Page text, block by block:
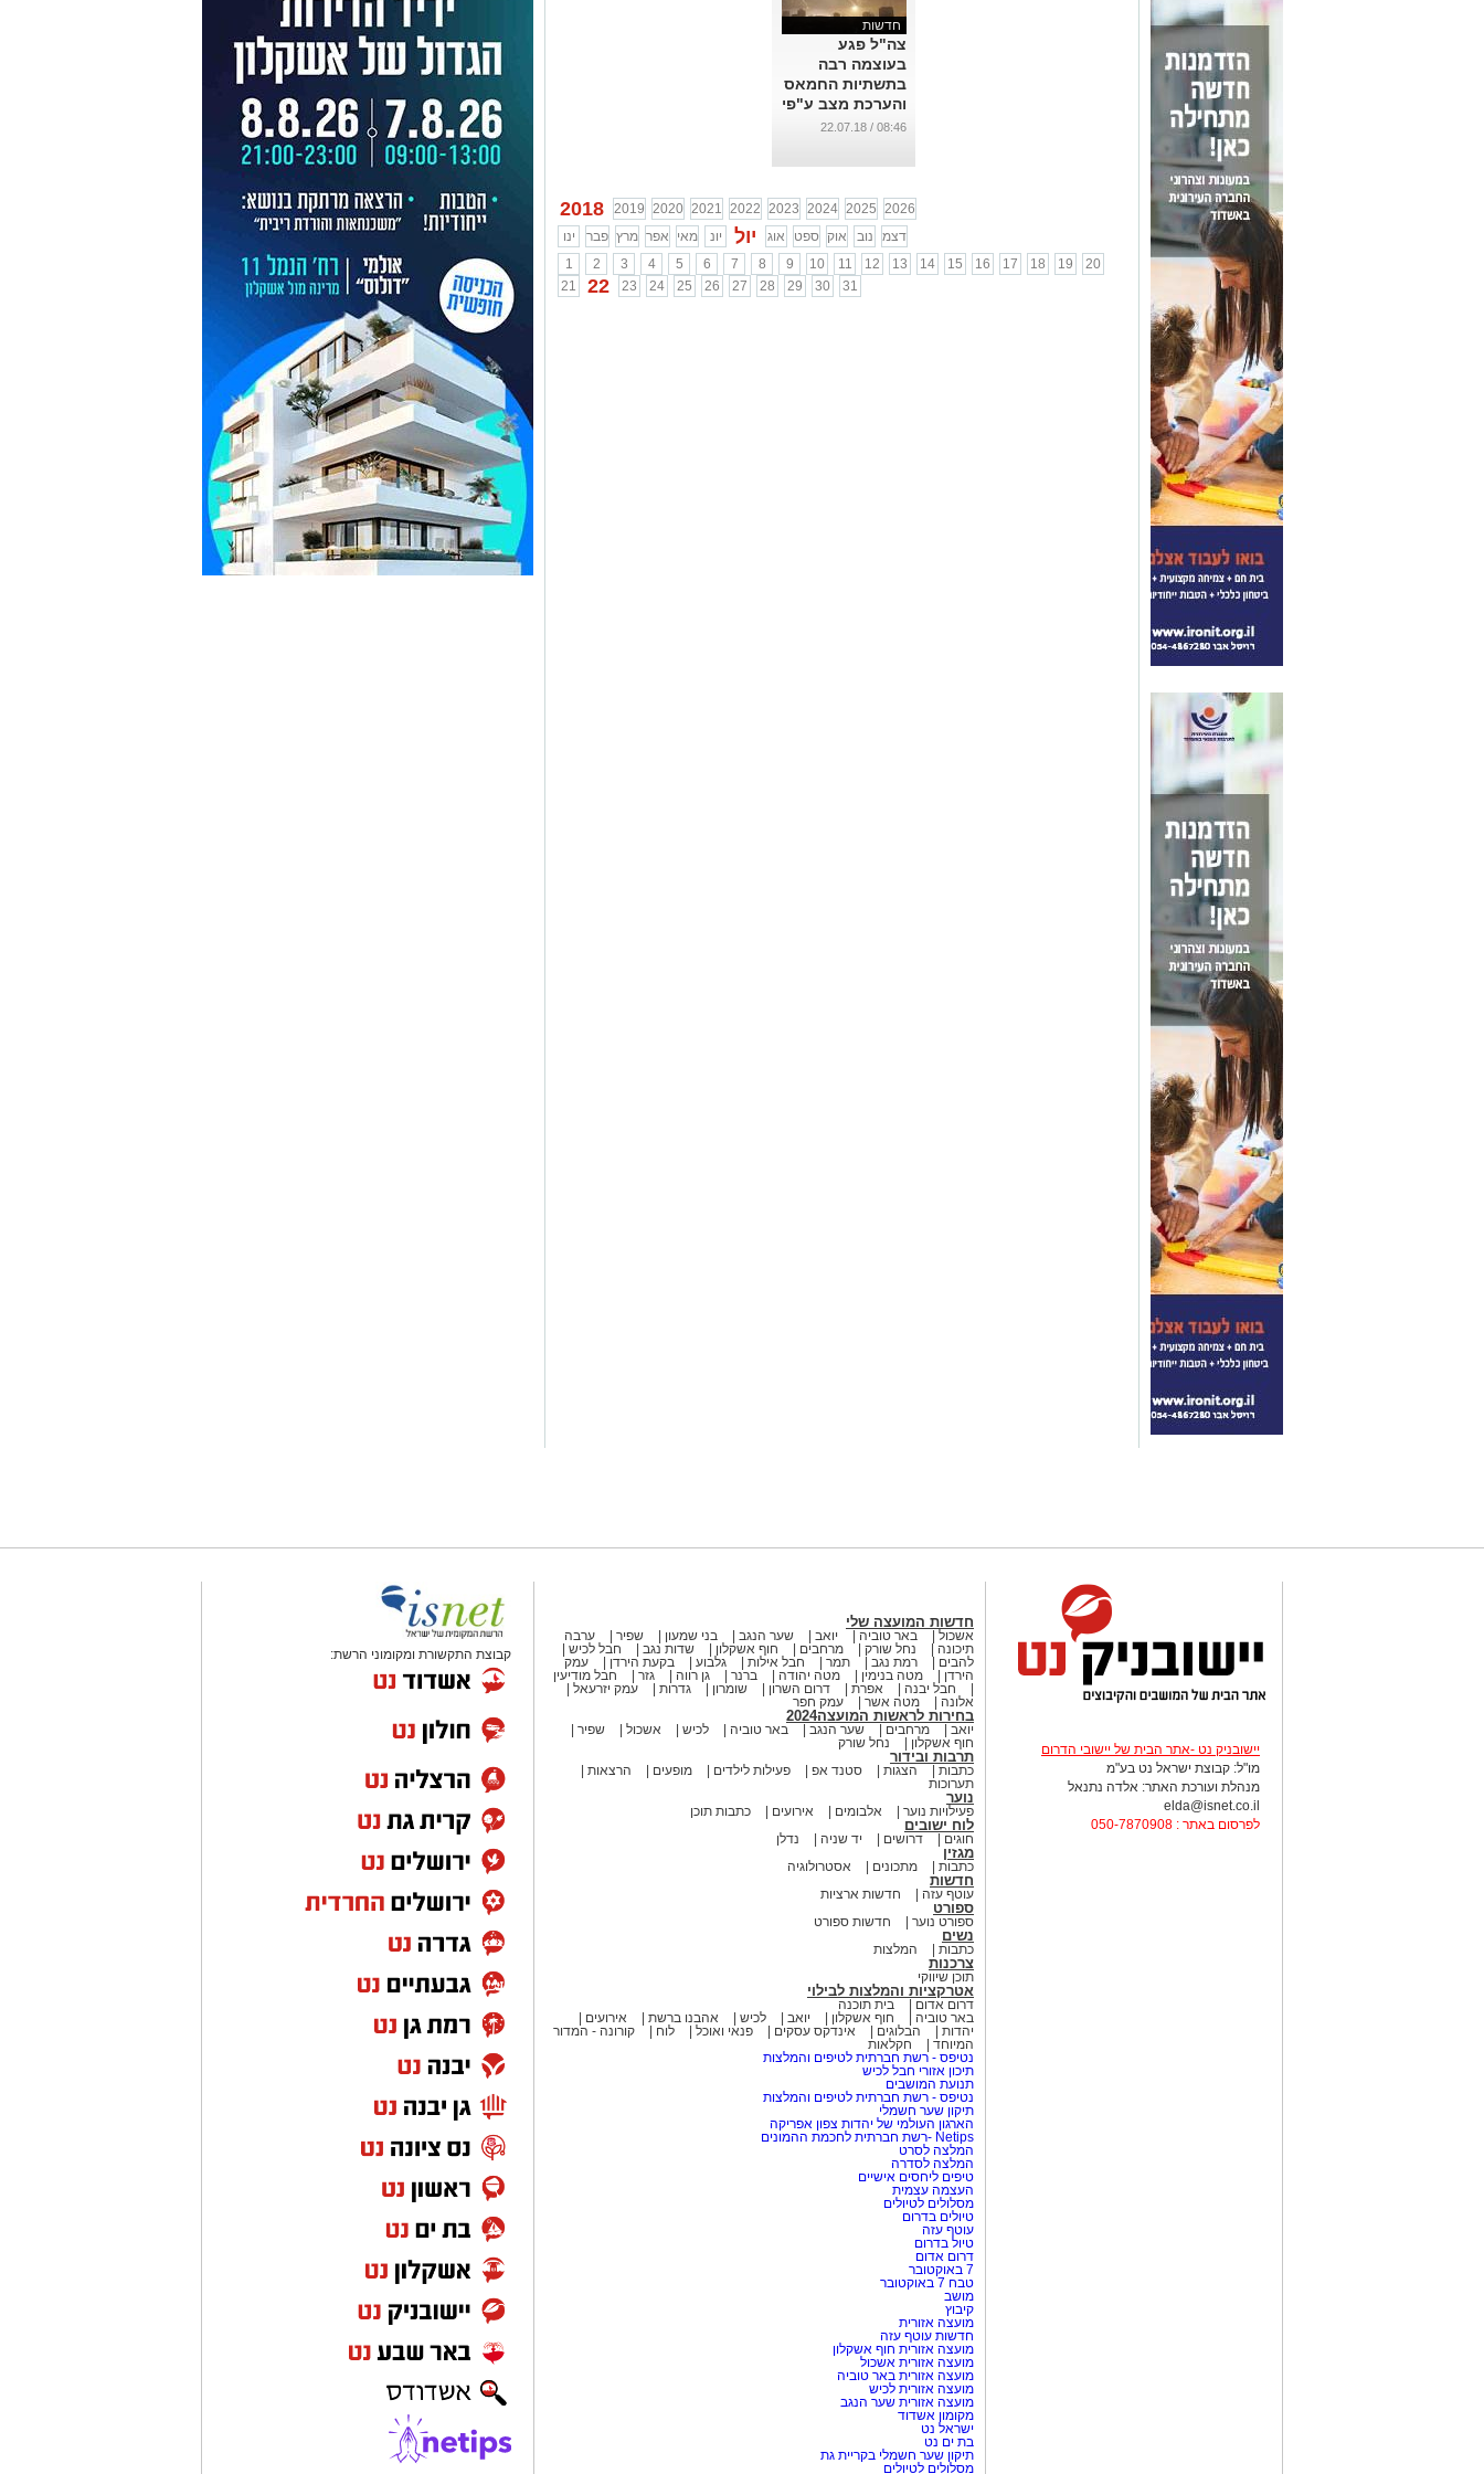
חדשות
צה"ל פגע
בעוצמה רבה
בתשתיות החמאס
והערכת מצב ע"פי
הרמטכ"ל
08:46 / 22.07.18
2018 2019 2020 2021 2022 2023 2024 2025 2026
ינו
פבר מרץ אפר מאי יונ יול אוג ספט אוק נוב
דצמ
1
2 3 4 5 6 7 8 9 10 11 12 13 14 15 16 17 18 19
20
21
22 23 24 25 26 27 28 29 30 31
יישובניק נט -אתר הבית של יישובי הדרום
מו"ל: קבוצת ישראל נט בע"מ
מנהלת ועורכת האתר: אלדה נתנאל
elda@isnet.co.il
לפרסום באתר : 050-7870908
חדשות המועצה שלי
אשכול באר טוביה יואב שער הנגב בני שמעון שפיר
ערבה
תיכונה
נחל שורק מרחבים חוף אשקלון שדות נגב
חבל לכיש
להבים
רמת נגב תמר חבל אילות גלבוע בקעת הירדן
עמק
הירדן
מטה בנימין מטה יהודה ברנר גן רווה גזר
חבל מודיעין
חבל יבנה
אפרת דרום השרון שומרון גדרות
עמק יזרעאל
אלונה
מטה אשר עמק חפר
בחירות לראשות המועצה2024
יואב מרחבים שער הנגב באר טוביה לכיש אשכול
שפיר
חוף אשקלון
נחל שורק
תרבות ובידור
כתבות הצגות סטנד אפ פעילות לילדים מופעים
הרצאות
תערוכות
נוער
פעילויות נוער אלבומים אירועים כתבות תוכן
לוח ישובים
חוגים דרושים יד שניה נדלן
מגזין
כתבות מתכונים אסטרולוגיה
חדשות
עוטף עזה חדשות ארציות
ספורט
ספורט נוער חדשות ספורט
נשים
כתבות המלצות
צרכנות
תוכן שיווקי
אטרקציות והמלצות לבילוי
דרום אדום
בית תוכנה
באר טוביה
חוף אשקלון יואב לכיש אהבנו ברשת
אירועים
יהדות
הבלוגים אינדקס עסקים פנאי ואוכל לוח
קורונה - המדור
המיוחד
חקלאות
נטיפס - רשת חברתית לטיפים והמלצות
תיכון אזורי חבל לכיש
תנועת המושבים
נטיפס - רשת חברתית לטיפים והמלצות
תיקון שער חשמלי
הארגון העולמי של יהדות צפון אפריקה
Netips -רשת חברתית לחכמת ההמונים
המלצה לסרט
המלצה לסדרה
טיפים ליחסים אישיים
העצמה עצמית
מסלולים לטיולים
טיולים בדרום
עוטף עזה
טיול בדרום
דרום אדום
7 באוקטובר
טבח 7 באוקטובר
מושב
קיבוץ
מועצה אזורית
חדשות עוטף עזה
מועצה אזורית חוף אשקלון
מועצה אזורית אשכול
מועצה אזורית באר טוביה
מועצה אזורית לכיש
מועצה אזורית שער הנגב
מקומון אשדוד
ישראל נט
בת ים נט
תיקון שער חשמלי בקריית גת
מסלולים לטיולים
קבוצת התקשורת ומקומוני הרשת: